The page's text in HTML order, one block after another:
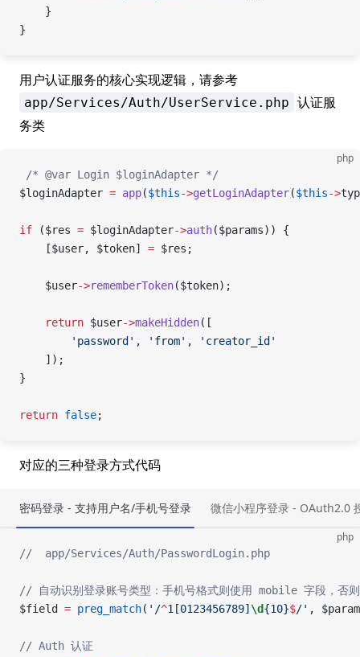
    }
}
用户认证服务的核心实现逻辑，请参考
app/Services/Auth/UserService.php 认证服
务类
php
/* @var Login $loginAdapter */
$loginAdapter = app($this->getLoginAdapter($this->
if ($res = $loginAdapter->auth($params)) {
    [$user, $token]
= $res;
    $user
->rememberToken($token);
    return
$user->makeHidden([
        'password'
, 'from' ,
'creator_id'
    ]);
}
return false;
对应的三种登录方式代码
密码登录 - 支持用户名/手机号登录 微信小程序登录 - OAuth2.0
php
//  app/Services/Auth/PasswordLogin.php
// 自动识别登录账号类型：手机号格式则使用 mobile 字段，否
$field = preg_match( '/^1[0123456789] \d{10}$/' ,
// Auth 认证